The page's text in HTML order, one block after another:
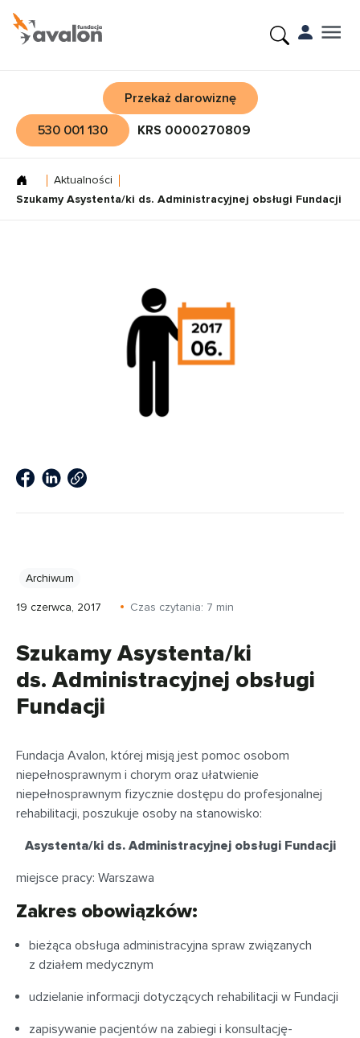
Przekaż darowiznę
530 001 130
KRS 0000270809
Aktualności
Szukamy Asystenta/ki ds. Administracyjnej obsługi Fundacji
Archiwum
19 czerwca, 2017 Czas czytania: 7 min
Szukamy Asystenta/ki
ds. Administracyjnej obsługi
Fundacji
Fundacja Avalon, której misją jest pomoc osobom
niepełnosprawnym i chorym oraz ułatwienie
niepełnosprawnym fizycznie dostępu do profesjonalnej
rehabilitacji, poszukuje osoby na stanowisko:
Asystenta/ki ds. Administracyjnej obsługi Fundacji
miejsce pracy: Warszawa
Zakres obowiązków:
bieżąca obsługa administracyjna spraw związanych
z działem medycznym
udzielanie informacji dotyczących rehabilitacji w Fundacji
zapisywanie pacjentów na zabiegi i konsultację-